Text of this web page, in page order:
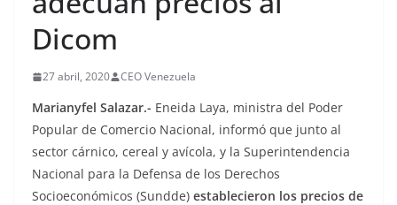
Dicom
27 abril, 2020 CEO Venezuela
Marianyfel Salazar.- Eneida Laya, ministra del Poder
Popular de Comercio Nacional, informó que junto al
sector cárnico, cereal y avícola, y la Superintendencia
Nacional para la Defensa de los Derechos
Socioeconómicos (Sundde) establecieron los precios de